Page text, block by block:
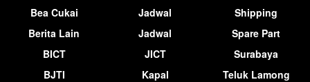
Bea Cukai
Berita Lain
BICT
BJTI
Jadwal
Jadwal
JICT
Kapal
Shipping
Spare Part
Surabaya
Teluk Lamong